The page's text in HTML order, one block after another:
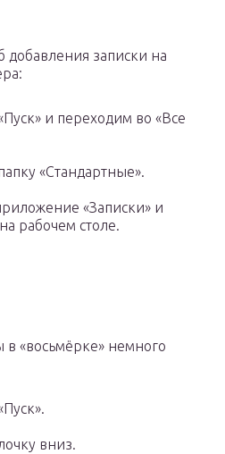
добавления записки на
и переходим во «Все
«Стандартные».
«Записки» и
рабочем столе.
в «восьмёрке» немного
вниз.